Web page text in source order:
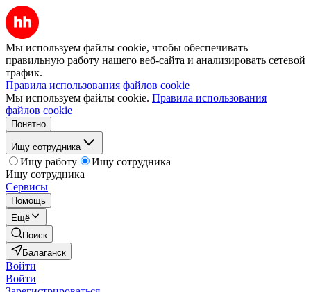
Мы используем файлы cookie, чтобы обеспечивать
правильную работу нашего веб-сайта и анализировать сетевой
трафик.
Правила использования файлов cookie
Мы используем файлы cookie. Правила использования
файлов cookie
Понятно
Ищу сотрудника
Ищу работу
Ищу сотрудника
Ищу сотрудника
Сервисы
Помощь
Ещё
Поиск
Балаганск
Войти
Войти